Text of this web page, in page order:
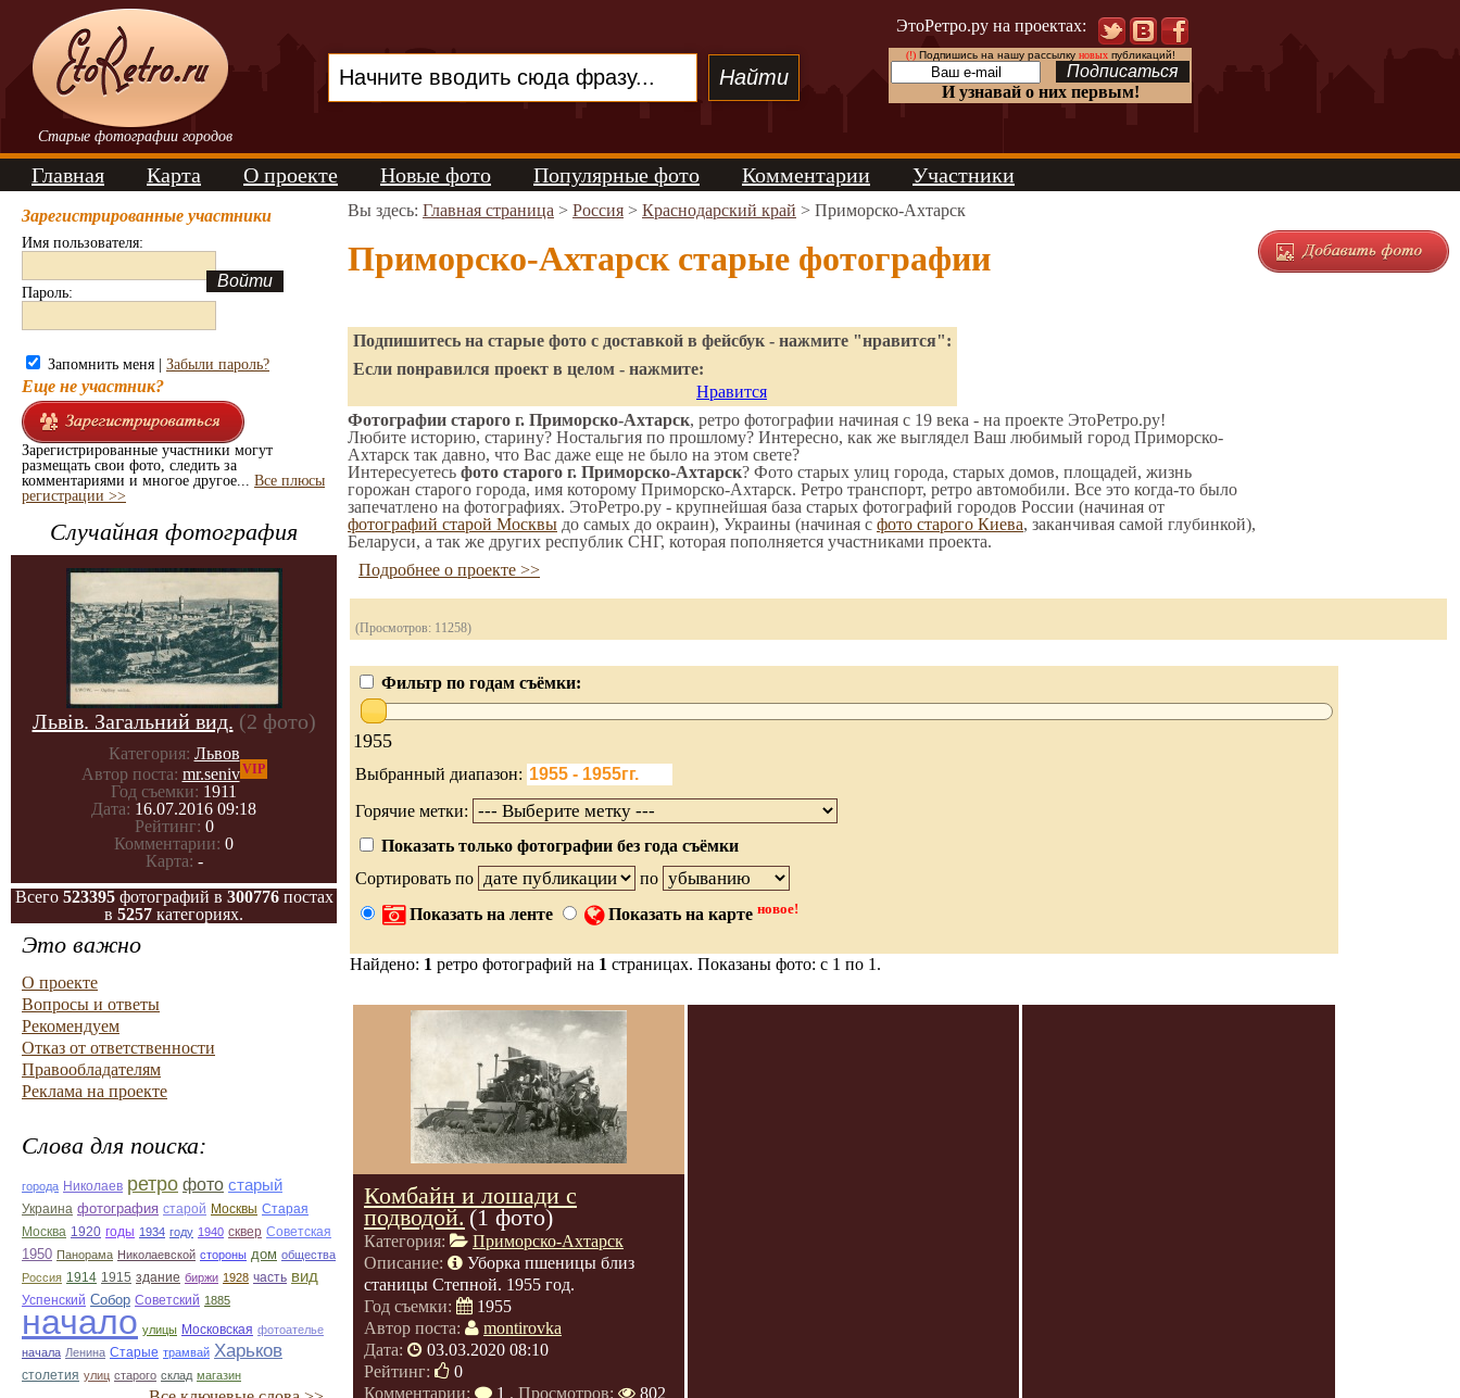
Старые фотографии городов
ЭтоРетро.ру на проектах:
(!)Подпишись на нашу рассылку новыхпубликаций!
И узнавай о них первым!
Главная Карта О проекте Новые фото Популярные фото Комментарии Участники
Зарегистрированные участники
Имя пользователя:
Пароль:
Запомнить меня | Забыли пароль?
Еще не участник?
Зарегистрированные участники могут
размещать свои фото, следить за
комментариями и многое другое... Все плюсы
регистрации >>
Случайная фотография
Львів. Загальний вид. (2 фото)
Категория: Львов
Автор поста: mr.senivVIP
Год съемки: 1911
Дата: 16.07.2016 09:18
Рейтинг: 0
Комментарии: 0
Карта: -
Всего 523395фотографий в 300776постах
в 5257 категориях.
Это важно
О проекте
Вопросы и ответы
Рекомендуем
Отказ от ответственности
Правообладателям
Реклама на проекте
Слова для поиска:
города Николаев ретро фото старый
Украина фотография старой Москвы Старая
Москва 1920 годы 1934 году 1940 сквер Советская
1950 Панорама Николаевской стороны дом общества
Россия 1914 1915 здание биржи 1928 часть вид
Успенский Собор Советский 1885
начало улицы Московская фотоателье
начала Ленина Старые трамвай Харьков
столетия улиц старого склад магазин
Вы здесь: Главная страница > Россия > Краснодарский край > Приморско-Ахтарск
Приморско-Ахтарск старые фотографии
Подпишитесь на старые фото с доставкой в фейсбук - нажмите "нравится":
Если понравился проект в целом - нажмите:
Нравится
Фотографии старого г. Приморско-Ахтарск, ретро фотографии начиная с 19 века - на проекте ЭтоРетро.ру!
Любите историю, старину? Ностальгия по прошлому? Интересно, как же выглядел Ваш любимый город Приморско-
Ахтарск так давно, что Вас даже еще не было на этом свете?
Интересуетесь фото старого г. Приморско-Ахтарск? Фото старых улиц города, старых домов, площадей, жизнь
горожан старого города, имя которому Приморско-Ахтарск. Ретро транспорт, ретро автомобили. Все это когда-то было
запечатлено на фотографиях. ЭтоРетро.ру - крупнейшая база старых фотографий городов России (начиная от
фотографий старой Москвы до самых до окраин), Украины (начиная с фото старого Киева, заканчивая самой глубинкой),
Беларуси, а так же других республик СНГ, которая пополняется участниками проекта.
Подробнее о проекте >>
(Просмотров: 11258)
Фильтр по годам съёмки:
1955
Выбранный диапазон:
Горячие метки:
Показать только фотографии без года съёмки
Сортировать по
по
Показать на ленте
Показать на карте новое!
Найдено: 1 ретро фотографий на 1 страницах. Показаны фото: с 1 по 1.
Комбайн и лошади с
подводой.(1 фото)
Категория:
Приморско-Ахтарск
Описание:
Уборка пшеницы близ
станицы Степной. 1955 год.
Год съемки:
1955
Автор поста:
montirovka
Дата:
03.03.2020 08:10
Рейтинг:
0
Комментарии:
1 , Просмотров:
802